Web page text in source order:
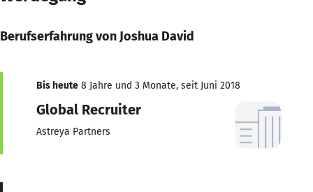
Berufserfahrung von Joshua David
Bis heute 8 Jahre und 3 Monate, seit Juni 2018
Global Recruiter
Astreya Partners